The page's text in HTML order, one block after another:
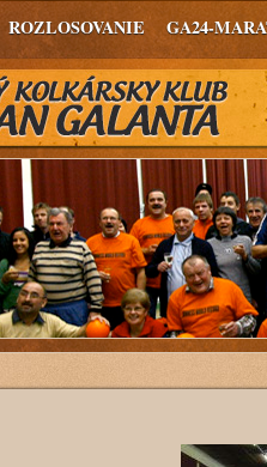
ROZLOSOVANIE GA24-